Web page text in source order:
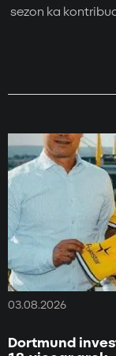
sezon ka
03.08.2026
Dortmund